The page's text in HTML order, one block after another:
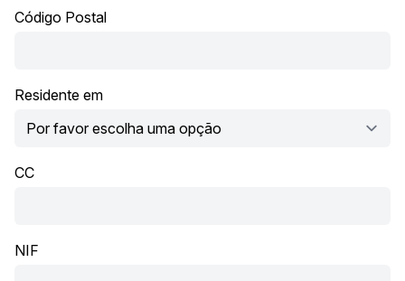
Código Postal
Residente em
CC
NIF